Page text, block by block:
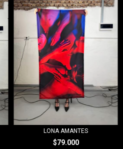
LONA AMANTES
$79.000